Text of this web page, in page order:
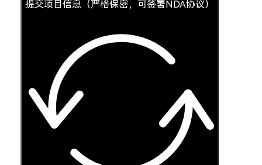
提交项目信息（严格保密，可签署NDA协议）